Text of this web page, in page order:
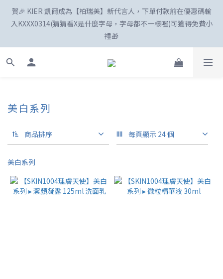
☀️「爸」氣外露！SKIN1004最高77折
賀🎉 KIER 凱爾成為【柏瑞美】新代言人，下單付款前在優惠碼輸
入KXXX0314(猜猜看X是什麼字母，字母都不一樣喔)可獲得免費小
禮🎁
美白系列
商品排序 每頁顯示 24 個
美白系列